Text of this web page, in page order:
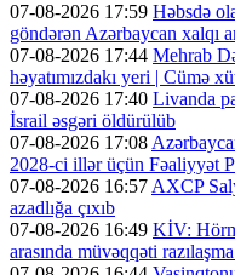
07-08-2026 17:59 Həbsdə
göndərən Azərbaycan xalqı
07-08-2026 17:44 Mehrab
həyatımızdakı yeri | Cümə
07-08-2026 17:40 Livanda
İsrail əsgəri öldürülüb
07-08-2026 17:08
2028-ci illər üçün Fəaliyyət
07-08-2026 16:57AXCP
azadlığa çıxıb
07-08-2026 16:49 KİV:
arasında müvəqqəti